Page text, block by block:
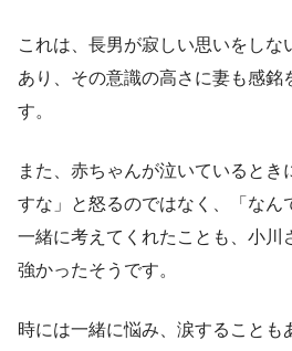
これは、長男が寂しい思いをしな
あり、その意識の高さに妻も感銘
す。
また、赤ちゃんが泣いていると
すな」と怒るのではなく、「なん
一緒に考えてくれたことも、小川
強かったそうです。
時には一緒に悩み、涙することも